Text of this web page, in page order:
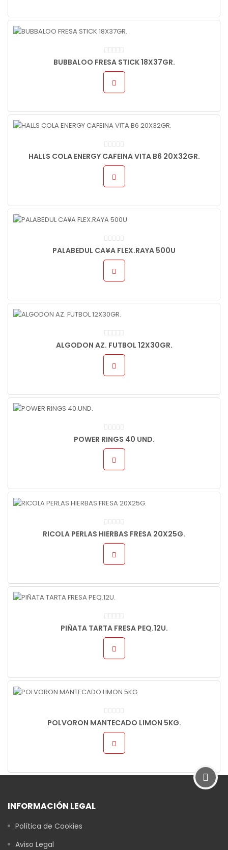
BUBBALOO FRESA STICK 18X37GR.
HALLS COLA ENERGY CAFEINA VITA B6 20X32GR.
PALABEDUL CA¥A FLEX.RAYA 500U
ALGODON AZ. FUTBOL 12X30GR.
POWER RINGS 40 UND.
RICOLA PERLAS HIERBAS FRESA 20X25G.
PIÑATA TARTA FRESA PEQ.12U.
POLVORON MANTECADO LIMON 5KG.
INFORMACIÓN LEGAL
Política de Cookies
Aviso Legal